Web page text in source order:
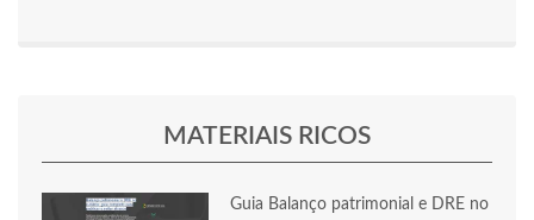
MATERIAIS RICOS
Guia Balanço patrimonial e DRE no